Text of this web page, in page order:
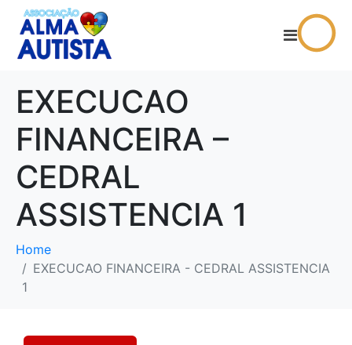
EXECUCAO
FINANCEIRA –
CEDRAL
ASSISTENCIA 1
Home
EXECUCAO FINANCEIRA - CEDRAL ASSISTENCIA
1